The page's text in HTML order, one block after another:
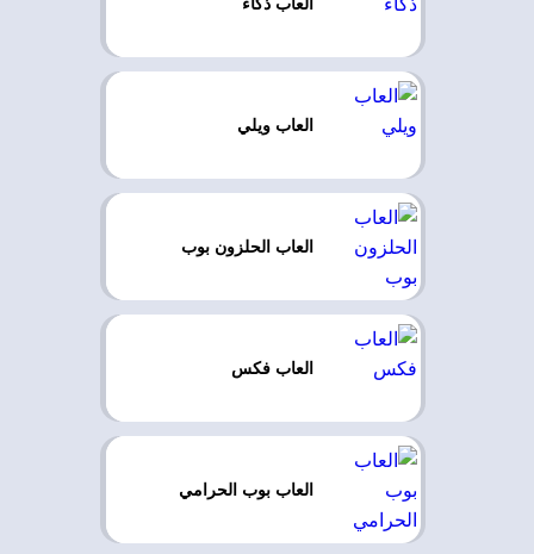
العاب ويلي
العاب الحلزون بوب
العاب فكس
العاب بوب الحرامي